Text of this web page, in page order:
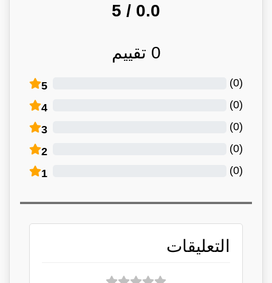
0.0
/ 5
0 تقييم
5 (
0
)
4 (
0
)
3 (
0
)
2 (
0
)
1 (
0
)
التعليقات